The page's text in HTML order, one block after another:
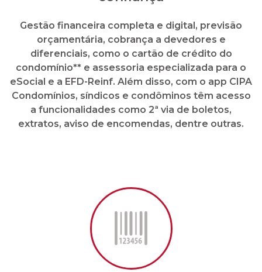
Gestão financeira completa e digital, previsão
orçamentária, cobrança a devedores e
diferenciais, como o cartão de crédito do
condomínio** e assessoria especializada para o
eSocial e a EFD-Reinf. Além disso, com o app CIPA
Condomínios, síndicos e condôminos têm acesso
a funcionalidades como 2ª via de boletos,
extratos, aviso de encomendas, dentre outras.